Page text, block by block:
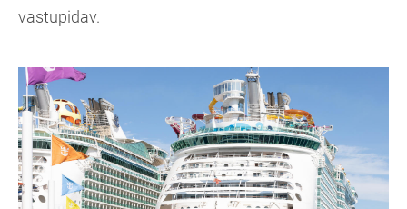
vastupidav.